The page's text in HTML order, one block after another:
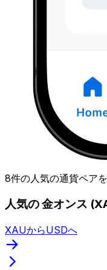
8件の人気の通貨ペア
人気の 金オンス
XAUからUSDへ